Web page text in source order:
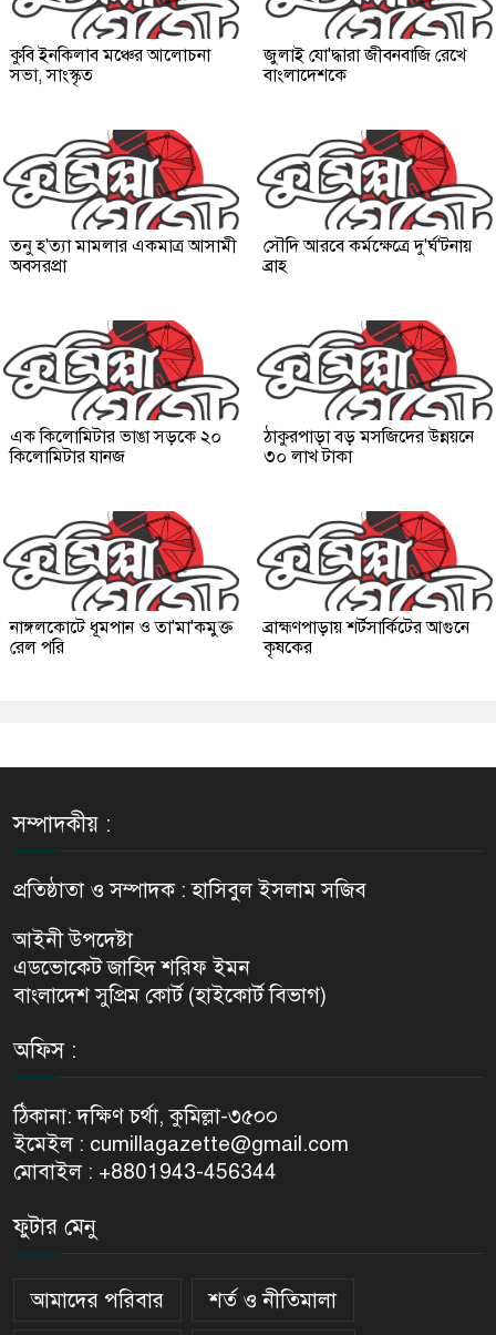
কুবি ইনকিলাব মঞ্চের আলোচনা
সভা, সাংস্কৃত
জুলাই যো'দ্ধারা জীবনবাজি রেখে
বাংলাদেশকে
তনু হ'ত্যা মামলার একমাত্র আসামী
অবসরপ্রা
সৌদি আরবে কর্মক্ষেত্রে দু'র্ঘ'টনায়
ব্রাহ
এক কিলোমিটার ভাঙা সড়কে ২০
কিলোমিটার যানজ
ঠাকুরপাড়া বড় মসজিদের উন্নয়নে
৩০ লাখ টাকা
নাঙ্গলকোটে ধূমপান ও তা'মা'কমুক্ত
রেল পরি
ব্রাহ্মণপাড়ায় শর্টসার্কিটের আগুনে
কৃষকের
সম্পাদকীয় :
প্রতিষ্ঠাতা ও সম্পাদক : হাসিবুল ইসলাম সজিব
আইনী উপদেষ্টা
এডভোকেট জাহিদ শরিফ ইমন
বাংলাদেশ সুপ্রিম কোর্ট (হাইকোর্ট বিভাগ)
অফিস :
ঠিকানা: দক্ষিণ চর্থা, কুমিল্লা-৩৫০০
ইমেইল : cumillagazette@gmail.com
মোবাইল : +8801943-456344
ফুটার মেনু
আমাদের পরিবার শর্ত ও নীতিমালা